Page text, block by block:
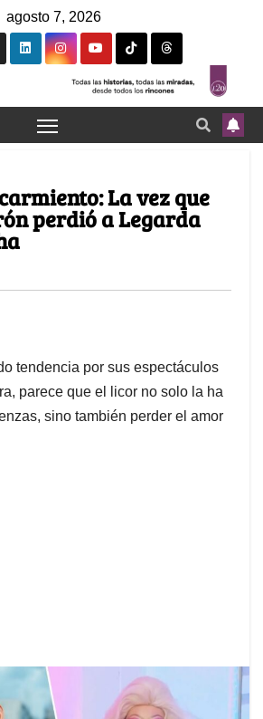
agosto 7, 2026
La vez que
perdió a Legarda
tendencia por sus espectáculos
parece que el licor no solo la ha
sino también perder el amor